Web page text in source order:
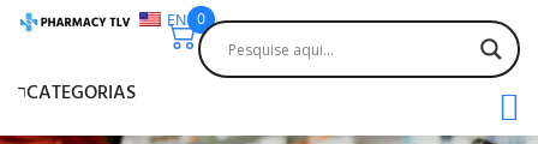
EN 0
CATEGORIAS